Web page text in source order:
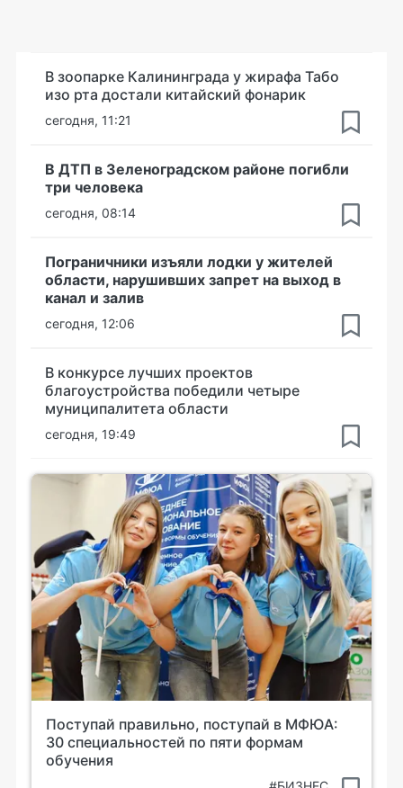
В зоопарке Калининграда у жирафа Табо
изо рта достали китайский фонарик
сегодня, 11:21
В ДТП в Зеленоградском районе погибли
три человека
сегодня, 08:14
Пограничники изъяли лодки у жителей
области, нарушивших запрет на выход в
канал и залив
сегодня, 12:06
В конкурсе лучших проектов
благоустройства победили четыре
муниципалитета области
сегодня, 19:49
Поступай правильно, поступай в МФЮА:
30 специальностей по пяти формам
обучения